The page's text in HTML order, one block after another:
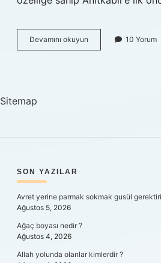
Devamını okuyun Anıtkabirin
Parasını
10 Yorum
Sitemap
SIDEBAR
SON YAZILAR
Avret yerine parmak sokmak gusül
Ağustos 5, 2026
Ağaç boyası nedir ?
Ağustos 4, 2026
Allah yolunda olanlar kimlerdir ?